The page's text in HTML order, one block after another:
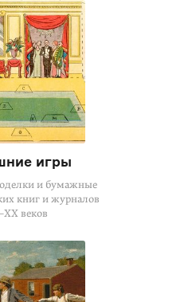
игры
и бумажные
книг и журналов
веков